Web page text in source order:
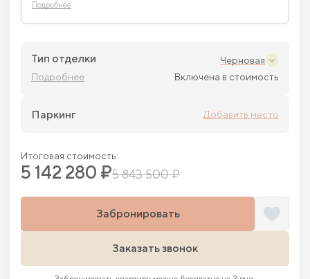
Подробнее
Тип отделки
Черновая
Подробнее
Включена в стоимость
Паркинг Добавить место
Итоговая стоимость:
5 142 280 ₽5 843 500 ₽
Забронировать
Заказать звонок